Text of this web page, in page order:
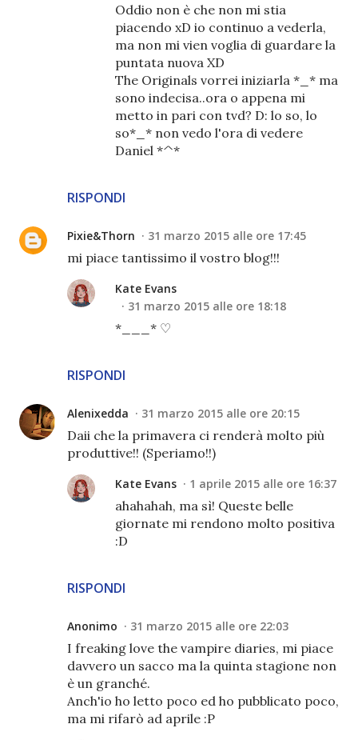
RISPONDI
Oddio non è che non mi stia
piacendo xD io continuo a vederla,
ma non mi vien voglia di guardare la
puntata nuova XD
The Originals vorrei iniziarla *_* ma
sono indecisa..ora o appena mi
metto in pari con tvd? D: lo so, lo
so*_* non vedo l'ora di vedere
Daniel *^*
Pixie&Thorn 31 marzo 2015 alle ore 17:45
mi piace tantissimo il vostro blog!!!
RISPONDI
Kate Evans
31 marzo 2015 alle ore 18:18
*___* ♡
Alenixedda 31 marzo 2015 alle ore 20:15
Daii che la primavera ci renderà molto più
produttive!! (Speriamo!!)
RISPONDI
Kate Evans 1 aprile 2015 alle ore 16:37
ahahahah, ma sì! Queste belle
giornate mi rendono molto positiva
:D
Anonimo 31 marzo 2015 alle ore 22:03
I freaking love the vampire diaries, mi piace
davvero un sacco ma la quinta stagione non
è un granché.
Anch'io ho letto poco ed ho pubblicato poco,
ma mi rifarò ad aprile :P